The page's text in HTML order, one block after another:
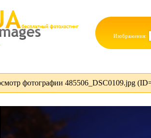
Изображения:
фотографии 485506_DSC0109.jpg